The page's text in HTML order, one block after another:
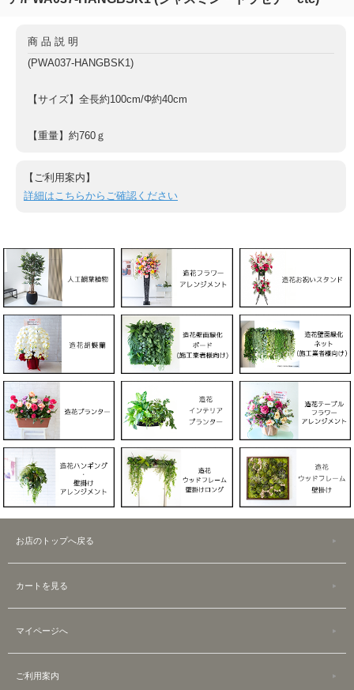
商品説明
(PWA037-HANGBSK1)
【サイズ】全長約100cm/Φ約40cm
【重量】約760ｇ
【ご利用案内】
詳細はこちらからご確認ください
お店のトップへ戻る
カートを見る
マイページへ
ご利用案内